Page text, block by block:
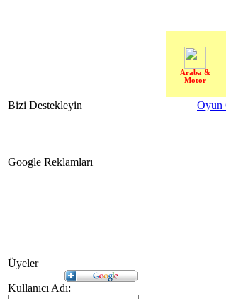
Araba &
Motor
Bizi Destekleyin
Google Reklamları
Üyeler
Kullanıcı Adı:
Oyun